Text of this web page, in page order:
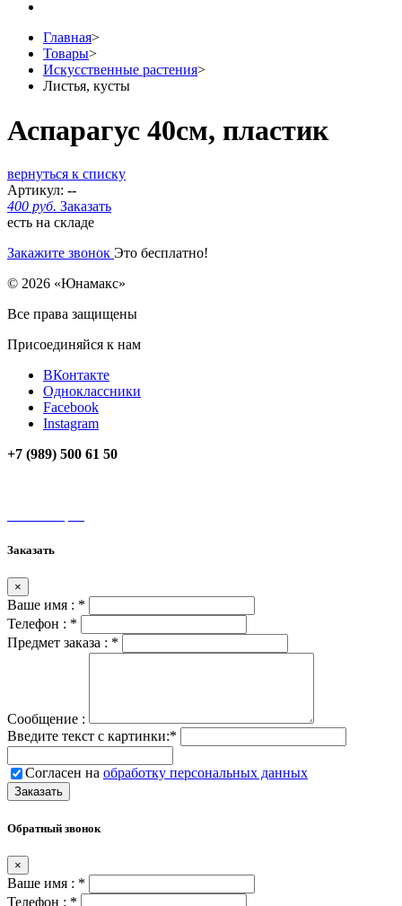
Главная>
Товары>
Искусственные растения>
Листья, кусты
Аспарагус 40см, пластик
вернуться к списку
Артикул: --
400 руб. Заказать
есть на складе
Закажите звонок Это бесплатно!
© 2026 «Юнамакс»
Все права защищены
Присоединяйся к нам
ВКонтакте
Одноклассники
Facebook
Instagram
+7 (989) 500 61 50
Заказать
×
Ваше имя : *
Телефон : *
Предмет заказа : *
Сообщение :
Введите текст с картинки:*
Согласен на обработку персональных данных
Обратный звонок
×
Ваше имя : *
Телефон : *